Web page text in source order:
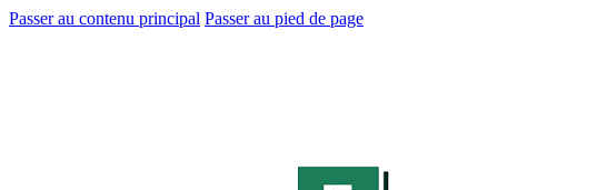
Passer au contenu principal Passer au pied de page